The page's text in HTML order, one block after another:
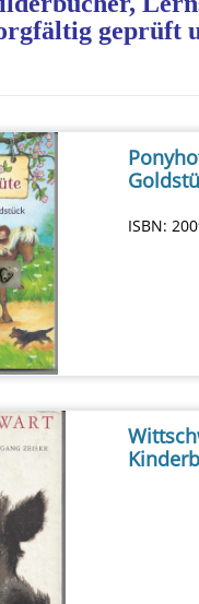
geprüft
ISBN: